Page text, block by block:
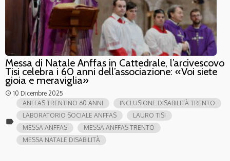
Messa di Natale Anffas in Cattedrale, l’arcivescovo
Tisi celebra i 60 anni dell’associazione: «Voi siete
gioia e meraviglia»
access_time 10 Dicembre 2025
label
ANFFAS TRENTINO 60 ANNI
INCLUSIONE DISABILITÀ TRENTO
LABORATORIO SOCIALE ANFFAS
LAURO TISI
MESSA ANFFAS
MESSA ANFFAS TRENTO
MESSA NATALE DISABILITÀ